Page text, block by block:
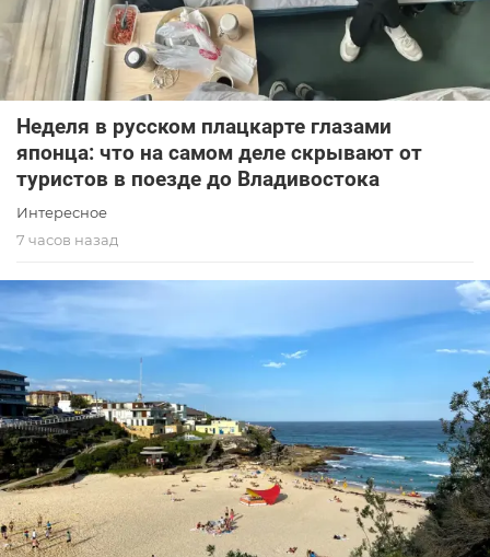
Неделя в русском плацкарте глазами
японца: что на самом деле скрывают от
туристов в поезде до Владивостока
Интересное
7 часов назад